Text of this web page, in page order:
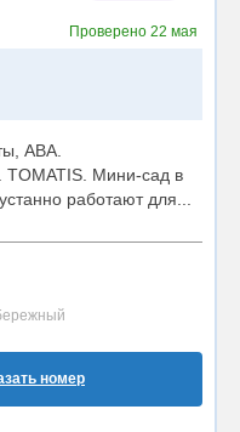
Проверено22 мая
АВА.
TOMATIS. Мини-сад в
работают для...
номер